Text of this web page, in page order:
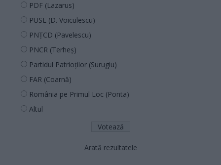
PDF (Lazarus)
PUSL (D. Voiculescu)
PNȚCD (Pavelescu)
PNCR (Terheș)
Partidul Patrioților (Surugiu)
FAR (Coarnă)
România pe Primul Loc (Ponta)
Altul
Arată rezultatele